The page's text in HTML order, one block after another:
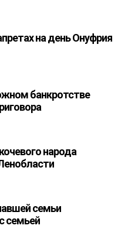
на день Онуфрия
банкротстве
народа
семьи
семьей